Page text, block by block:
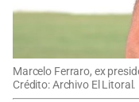
Marcelo Ferraro, ex
Crédito: Archivo El Litoral.